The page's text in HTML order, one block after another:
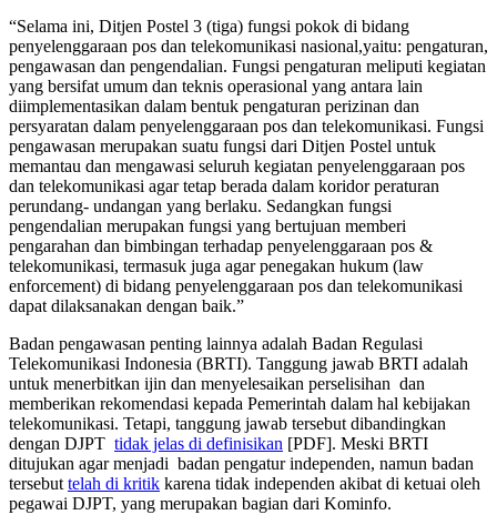
“Selama ini, Ditjen Postel 3 (tiga) fungsi pokok di bidang
penyelenggaraan pos dan telekomunikasi nasional,yaitu: pengaturan,
pengawasan dan pengendalian. Fungsi pengaturan meliputi kegiatan
yang bersifat umum dan teknis operasional yang antara lain
diimplementasikan dalam bentuk pengaturan perizinan dan
persyaratan dalam penyelenggaraan pos dan telekomunikasi. Fungsi
pengawasan merupakan suatu fungsi dari Ditjen Postel untuk
memantau dan mengawasi seluruh kegiatan penyelenggaraan pos
dan telekomunikasi agar tetap berada dalam koridor peraturan
perundang- undangan yang berlaku. Sedangkan fungsi
pengendalian merupakan fungsi yang bertujuan memberi
pengarahan dan bimbingan terhadap penyelenggaraan pos &
telekomunikasi, termasuk juga agar penegakan hukum (law
enforcement) di bidang penyelenggaraan pos dan telekomunikasi
dapat dilaksanakan dengan baik.”
Badan pengawasan penting lainnya adalah Badan Regulasi
Telekomunikasi Indonesia (BRTI). Tanggung jawab BRTI adalah
untuk menerbitkan ijin dan menyelesaikan perselisihan dan
memberikan rekomendasi kepada Pemerintah dalam hal kebijakan
telekomunikasi. Tetapi, tanggung jawab tersebut dibandingkan
dengan DJPT tidak jelas di definisikan [PDF]. Meski BRTI
ditujukan agar menjadi badan pengatur independen, namun badan
tersebut telah di kritik karena tidak independen akibat di ketuai oleh
pegawai DJPT, yang merupakan bagian dari Kominfo.